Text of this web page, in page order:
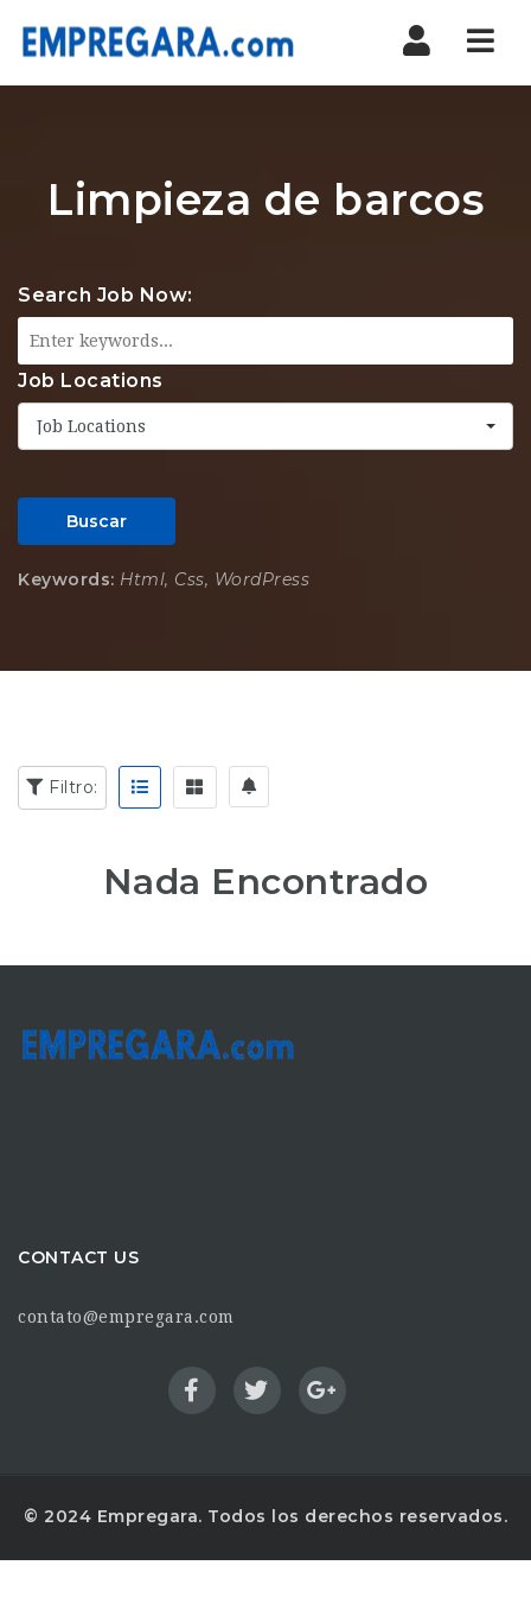
Limpieza de barcos
Search Job Now:
Job Locations
Job Locations
Buscar
Keywords: Html, Css, WordPress
Filtro:
Nada Encontrado
CONTACT US
contato@empregara.com
© 2024 Empregara. Todos los derechos reservados.